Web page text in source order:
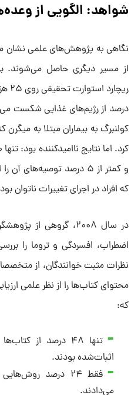
شواهد: الگویی از
نگاهی به پژوهش‌های علمی نشان
کولنبرگ به بیماران مبتلا به میگرن
و کمتر از ۵ درصد
که افراد در اجرای تغییرات ناتوان
اضطراب، افسردگی و تروما را
نظرات مثبت خوانندگان، از
محتوای کتاب‌ها را از نظر علمی
که:
تنها ۴۸ درصد از
اثبات‌شده بودند.
فقط ۲۴ درصد
می‌دادند.